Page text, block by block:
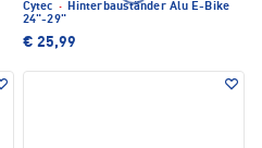
Cytec · Hinterbauständer Alu E-Bike
24"-29"
€ 25,99